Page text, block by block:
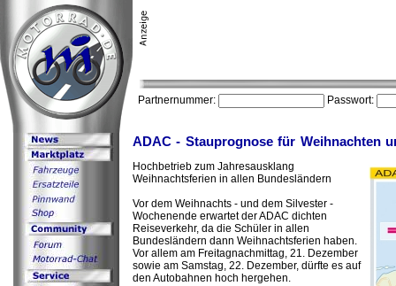
Partnernummer: Passwort:
ADAC - Stauprognose für Weihnachten
Hochbetrieb zum Jahresausklang
Weihnachtsferien in allen Bundesländern
Vor dem Weihnachts - und dem Silvester -
Wochenende erwartet der ADAC dichten
Reiseverkehr, da die Schüler in allen
Bundesländern dann Weihnachtsferien haben.
Vor allem am Freitagnachmittag, 21. Dezember
sowie am Samstag, 22. Dezember, dürfte es auf
den Autobahnen hoch hergehen.